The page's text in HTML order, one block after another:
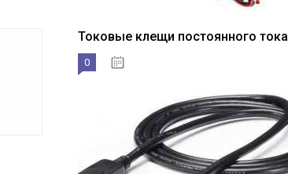
Токовые клещи постоянного тока
0